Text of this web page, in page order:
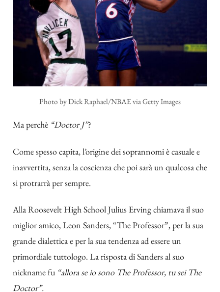
Photo by Dick Raphael/NBAE via Getty Images
Ma perchè “Doctor J”?
Come spesso capita, l’origine dei soprannomi è casuale e
inavvertita, senza la coscienza che poi sarà un qualcosa che
si protrarrà per sempre.
Alla Roosevelt High School Julius Erving chiamava il suo
miglior amico, Leon Sanders, “The Professor”, per la sua
grande dialettica e per la sua tendenza ad essere un
primordiale tuttologo. La risposta di Sanders al suo
nickname fu “allora se io sono The Professor, tu sei The
Doctor”.